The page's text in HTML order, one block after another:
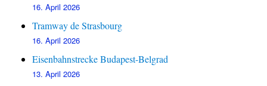
16. April 2026
Tramway de Strasbourg
16. April 2026
Eisenbahnstrecke Budapest-Belgrad
13. April 2026